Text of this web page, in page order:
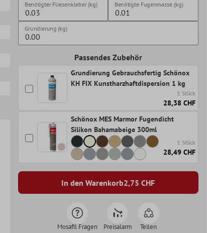
Benötigter Fliesenkleber (kg) Benötigte Fugenmasse (kg)
Grundierung (kg)
Passendes Zubehör
Grundierung Gebrauchsfertig Schönox
KH FIX Kunstharzhaftdispersion 1 kg
1 Stück
28,38 CHF
Schönox MES Marmor Fugendicht
Silikon Bahamabeige 300ml
1 Stück
28,49 CHF
In den Warenkorb2,75 CHF
Mosafil Fragen Preisalarm Teilen